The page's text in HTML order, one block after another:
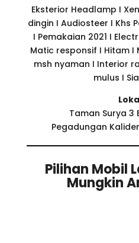
Eksterior Headlamp I
dingin I Audiosteer I Khs
I Pemakaian 2021 I
Matic responsif I Hitam I
msh nyaman I Interior
mulus I
Taman Surya 3
Pegadungan
Pilihan Mobil
Mungkin